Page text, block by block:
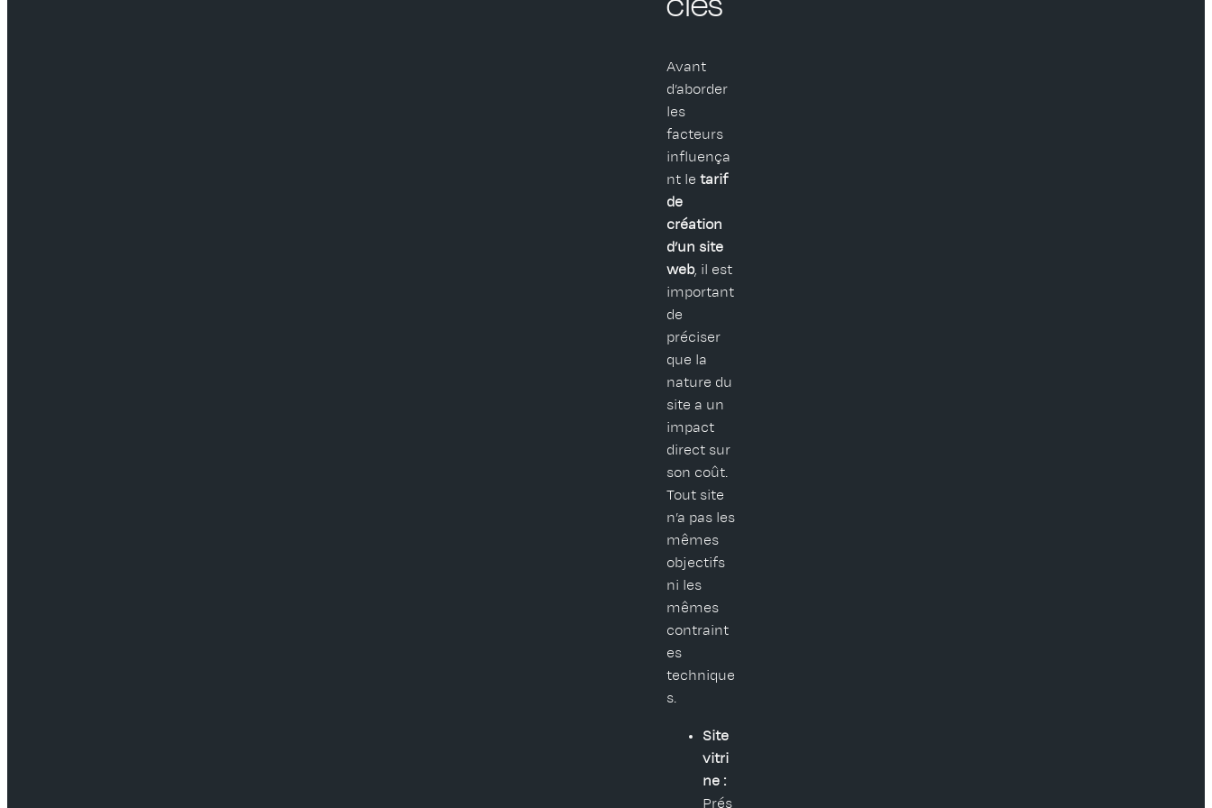
Avant
d’aborder
les
facteurs
influença
nt letarif
de
création
d’un site
web, il est
important
de
préciser
que la
nature du
site a un
impact
direct sur
son coût.
Tout site
n’a pas les
mêmes
objectifs
ni les
mêmes
contraint
es
technique
s.
Site
vitri
ne :
Prés